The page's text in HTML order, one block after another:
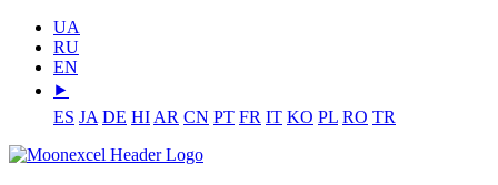
UA
RU
EN
⯈
ES JA DE HI AR CN PT FR IT KO PL RO TR